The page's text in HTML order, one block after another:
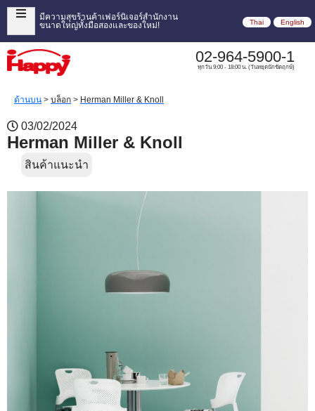
มีความสุขร้านค้าเฟอร์นิเจอร์สำนักงาน
ขนาดใหญ่ทั้งมือสองและของใหม่!
Thai English
02-964-5900-1
ทุกวัน 9:00 - 18:00 น. (วันหยุดนักขัตฤกษ์)
ด้านบน > บล็อก > Herman Miller & Knoll
03/02/2024
Herman Miller & Knoll
สินค้าแนะนำ